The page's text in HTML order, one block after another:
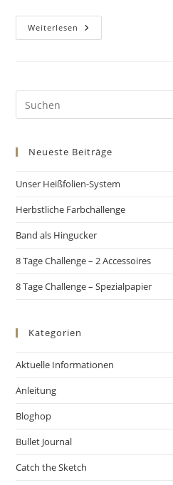
Weiterlesen
Neueste Beiträge
Unser Heißfolien-System
Herbstliche Farbchallenge
Band als Hingucker
8 Tage Challenge – 2 Accessoires
8 Tage Challenge – Spezialpapier
Kategorien
Aktuelle Informationen
Anleitung
Bloghop
Bullet Journal
Catch the Sketch